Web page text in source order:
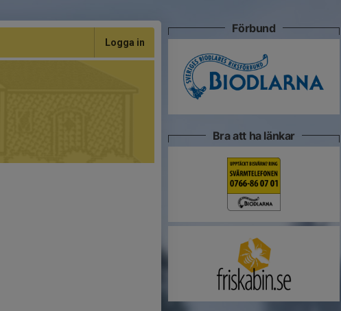
Logga in
Förbund
Bra att ha länkar